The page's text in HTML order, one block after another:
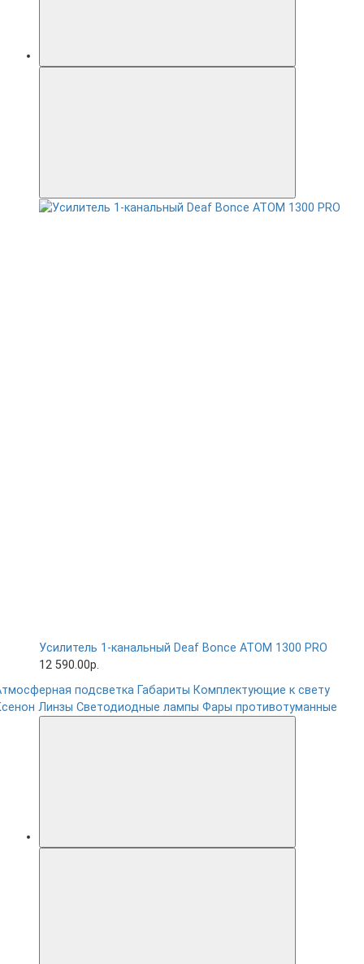
Усилитель 1-канальный Deaf Bonce ATOM 1300 PRO
12 590.00р.
подсветка Габариты Комплектующие к свету
Линзы Светодиодные лампы Фары противотуманные